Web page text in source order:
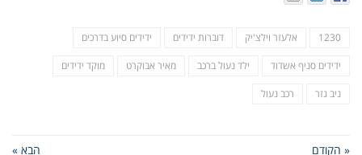
1230 אלעזר וילצ'יק דוברות ידידים ידידים סיוע בדרכים
ידידים סניף אשדוד ילד נעול ברכב מאיר אבוקרט מוקד ידידים
ניב גזר רכב נעול
« הקודם הבא »